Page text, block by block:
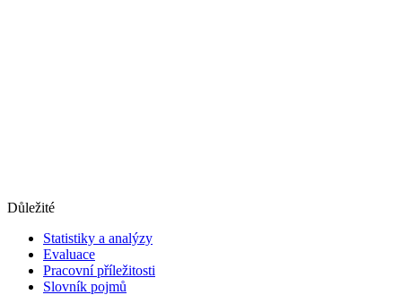
Důležité
Statistiky a analýzy
Evaluace
Pracovní příležitosti
Slovník pojmů